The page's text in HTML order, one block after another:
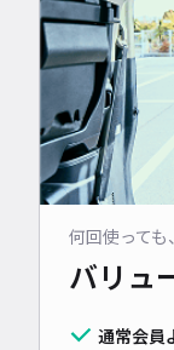
何回使っても
バリュ
通常会員